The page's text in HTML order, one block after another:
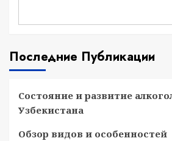
Последние Публикации
Состояние и развитие
Узбекистана
Обзор видов и особенностей